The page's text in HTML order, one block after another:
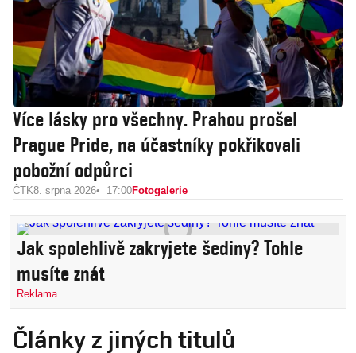
Více lásky pro všechny. Prahou prošel
Prague Pride, na účastníky pokřikovali
pobožní odpůrci
ČTK8. srpna 2026 17:00Fotogalerie
Jak spolehlivě zakryjete šediny? Tohle
musíte znát
Reklama
Články z jiných titulů